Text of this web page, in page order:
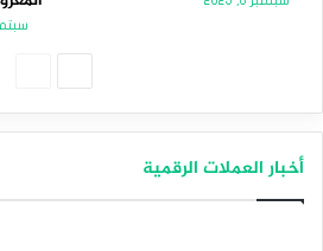
سبتمبر 6,
أخبار العملات الرقمية